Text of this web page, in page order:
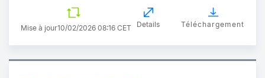
Mise à jour10/02/2026 08:16 CET Details Téléchargement